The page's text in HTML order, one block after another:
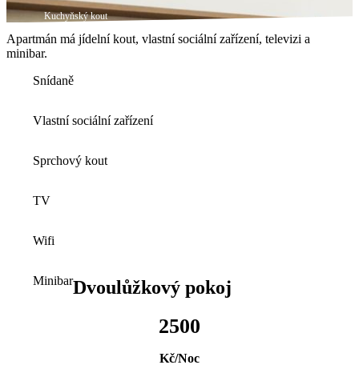
Kuchyňský kout
Apartmán má jídelní kout, vlastní sociální zařízení, televizi a
minibar.
Snídaně
Vlastní sociální zařízení
Sprchový kout
TV
Wifi
MinibarDvoulůžkový pokoj
2500
Kč/Noc